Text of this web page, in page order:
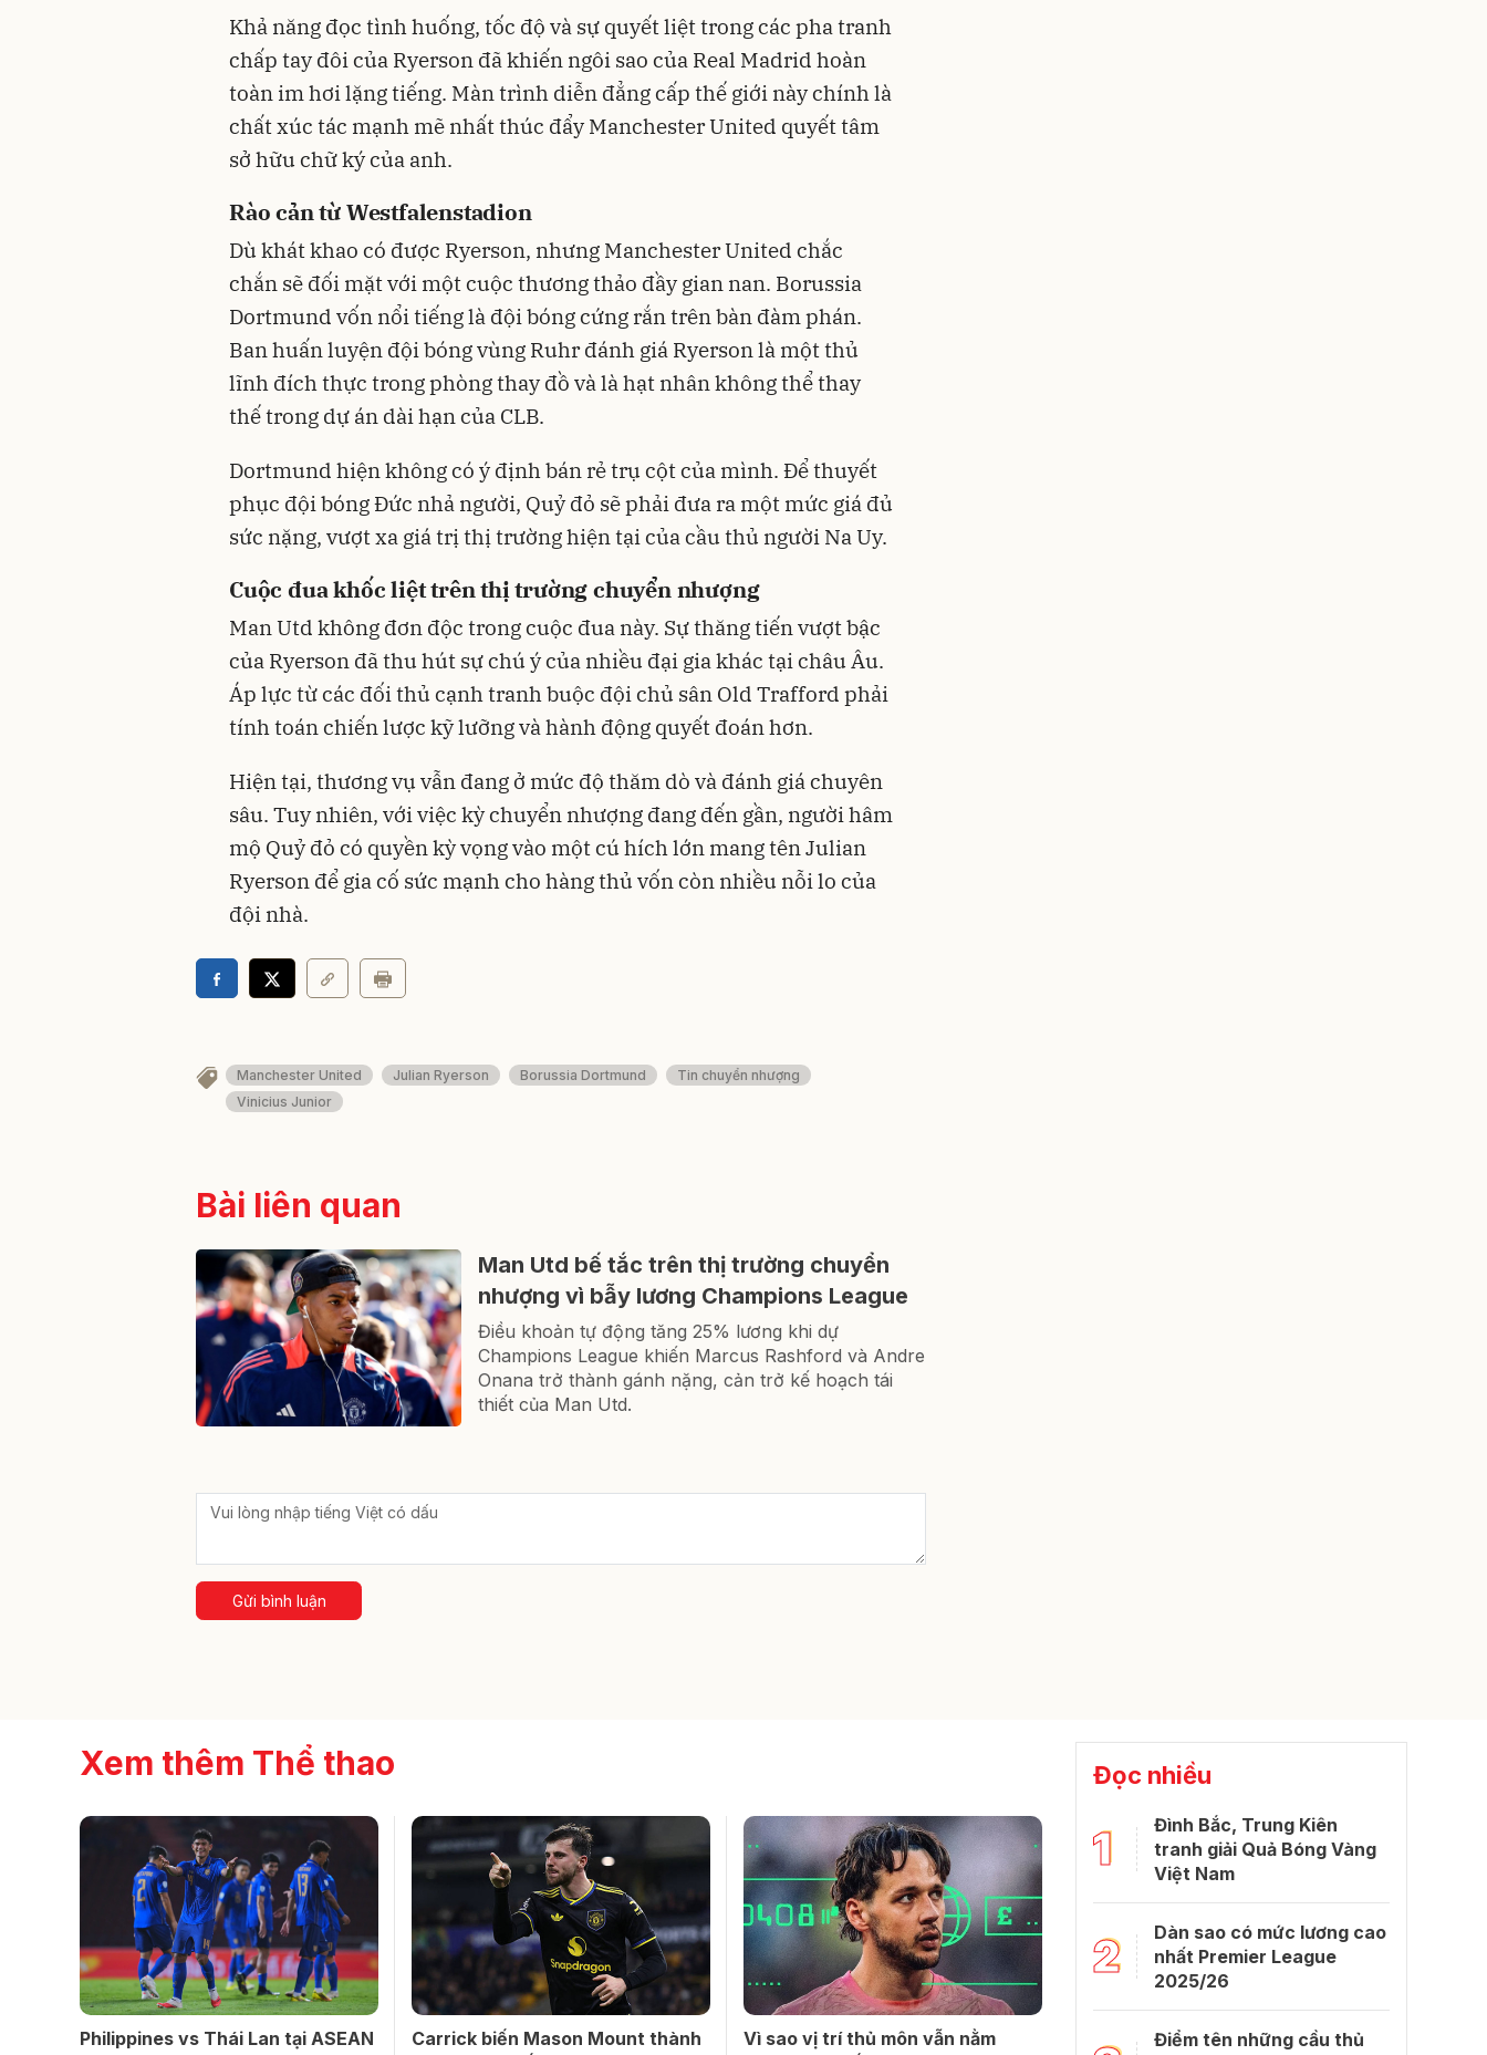
Khả năng đọc tình huống, tốc độ và sự quyết liệt trong các pha tranh
chấp tay đôi của Ryerson đã khiến ngôi sao của Real Madrid hoàn
toàn im hơi lặng tiếng. Màn trình diễn đẳng cấp thế giới này chính là
chất xúc tác mạnh mẽ nhất thúc đẩy Manchester United quyết tâm
sở hữu chữ ký của anh.
Rào cản từ Westfalenstadion
Dù khát khao có được Ryerson, nhưng Manchester United chắc
chắn sẽ đối mặt với một cuộc thương thảo đầy gian nan. Borussia
Dortmund vốn nổi tiếng là đội bóng cứng rắn trên bàn đàm phán.
Ban huấn luyện đội bóng vùng Ruhr đánh giá Ryerson là một thủ
lĩnh đích thực trong phòng thay đồ và là hạt nhân không thể thay
thế trong dự án dài hạn của CLB.
Dortmund hiện không có ý định bán rẻ trụ cột của mình. Để thuyết
phục đội bóng Đức nhả người, Quỷ đỏ sẽ phải đưa ra một mức giá đủ
sức nặng, vượt xa giá trị thị trường hiện tại của cầu thủ người Na Uy.
Cuộc đua khốc liệt trên thị trường chuyển nhượng
Man Utd không đơn độc trong cuộc đua này. Sự thăng tiến vượt bậc
của Ryerson đã thu hút sự chú ý của nhiều đại gia khác tại châu Âu.
Áp lực từ các đối thủ cạnh tranh buộc đội chủ sân Old Trafford phải
tính toán chiến lược kỹ lưỡng và hành động quyết đoán hơn.
Hiện tại, thương vụ vẫn đang ở mức độ thăm dò và đánh giá chuyên
sâu. Tuy nhiên, với việc kỳ chuyển nhượng đang đến gần, người hâm
mộ Quỷ đỏ có quyền kỳ vọng vào một cú hích lớn mang tên Julian
Ryerson để gia cố sức mạnh cho hàng thủ vốn còn nhiều nỗi lo của
đội nhà.
Manchester United Julian Ryerson Borussia Dortmund
Tin chuyển nhượng
Vinicius Junior
Bài liên quan
Man Utd bế tắc trên thị trường chuyển
nhượng vì bẫy lương Champions League
Điều khoản tự động tăng 25% lương khi dự
Champions League khiến Marcus Rashford và Andre
Onana trở thành gánh nặng, cản trở kế hoạch tái
thiết của Man Utd.
Gửi bình luận
Xem thêm Thể thao
Philippines vs Thái Lan tại ASEAN
Carrick biến Mason Mount thành
Vì sao vị trí thủ môn vẫn nằm
Đọc nhiều
1
Đình Bắc, Trung Kiên
tranh giải Quả Bóng Vàng
Việt Nam
2
Dàn sao có mức lương cao
nhất Premier League
2025/26
Điểm tên những cầu thủ